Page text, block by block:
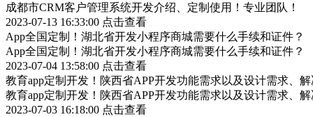
成都市CRM客户管理系统开发介绍、定制使用！专业团队！
2023-07-13 16:33:00 点击查看
App全国定制！湖北省开发小程序商城需要什么手续和证件？
App全国定制！湖北省开发小程序商城需要什么手续和证件？
2023-07-04 13:58:00 点击查看
教育app定制开发！陕西省APP开发功能需求以及设计需求、
教育app定制开发！陕西省APP开发功能需求以及设计需求、
2023-07-03 16:18:00 点击查看